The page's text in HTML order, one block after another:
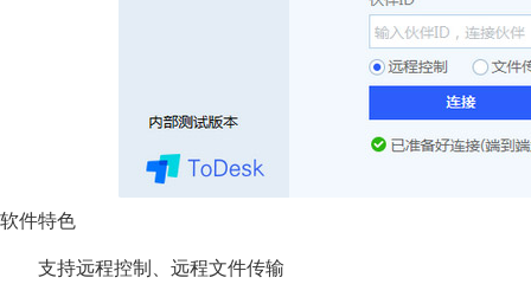
软件特色
支持远程控制、远程文件传输